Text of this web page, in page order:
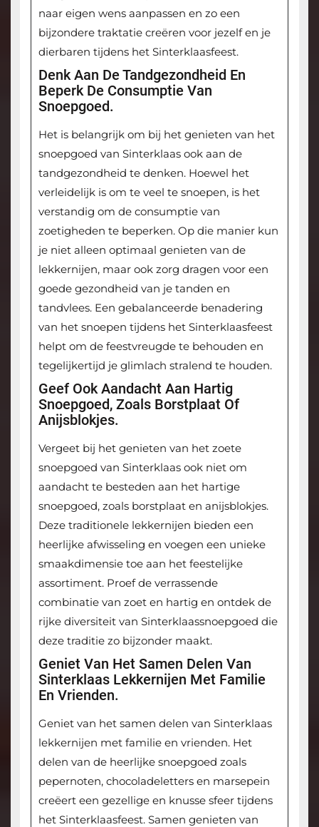
naar eigen wens aanpassen en zo een
bijzondere traktatie creëren voor jezelf en je
dierbaren tijdens het Sinterklaasfeest.
Denk Aan De Tandgezondheid En
Beperk De Consumptie Van
Snoepgoed.
Het is belangrijk om bij het genieten van het
snoepgoed van Sinterklaas ook aan de
tandgezondheid te denken. Hoewel het
verleidelijk is om te veel te snoepen, is het
verstandig om de consumptie van
zoetigheden te beperken. Op die manier kun
je niet alleen optimaal genieten van de
lekkernijen, maar ook zorg dragen voor een
goede gezondheid van je tanden en
tandvlees. Een gebalanceerde benadering
van het snoepen tijdens het Sinterklaasfeest
helpt om de feestvreugde te behouden en
tegelijkertijd je glimlach stralend te houden.
Geef Ook Aandacht Aan Hartig
Snoepgoed, Zoals Borstplaat Of
Anijsblokjes.
Vergeet bij het genieten van het zoete
snoepgoed van Sinterklaas ook niet om
aandacht te besteden aan het hartige
snoepgoed, zoals borstplaat en anijsblokjes.
Deze traditionele lekkernijen bieden een
heerlijke afwisseling en voegen een unieke
smaakdimensie toe aan het feestelijke
assortiment. Proef de verrassende
combinatie van zoet en hartig en ontdek de
rijke diversiteit van Sinterklaassnoepgoed die
deze traditie zo bijzonder maakt.
Geniet Van Het Samen Delen Van
Sinterklaas Lekkernijen Met Familie
En Vrienden.
Geniet van het samen delen van Sinterklaas
lekkernijen met familie en vrienden. Het
delen van de heerlijke snoepgoed zoals
pepernoten, chocoladeletters en marsepein
creëert een gezellige en knusse sfeer tijdens
het Sinterklaasfeest. Samen genieten van